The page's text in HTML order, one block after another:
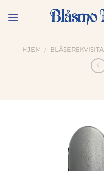
HJEM / BLÅSEREKVISITA